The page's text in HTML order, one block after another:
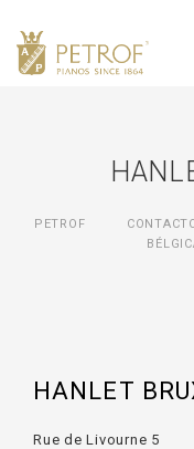
PETROF
HANLET
Rue de Livourne 5